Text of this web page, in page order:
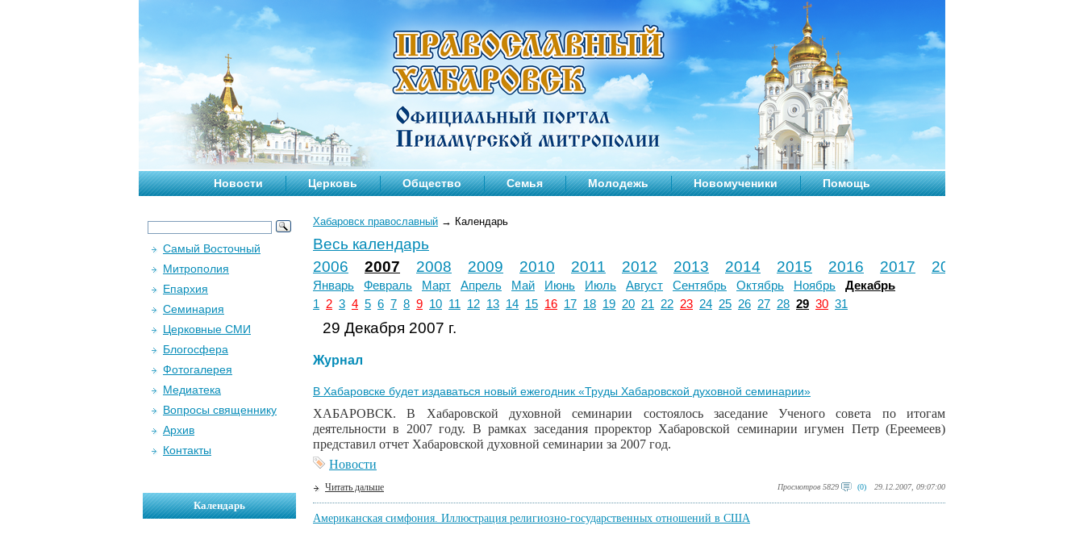
Новости Церковь Общество Семья Молодежь Новомученики Помощь
Хабаровск православный → Календарь
Весь календарь
2006
2007 2008 2009 2010 2011 2012 2013 2014 2015 2016 2017 2018
Январь Февраль Март Апрель Май Июнь Июль Август Сентябрь Октябрь Ноябрь
Декабрь
1
2 3 4 5 6 7 8 9 10 11 12 13 14 15 16 17 18 19 20 21 22 23 24 25 26 27 28 29 30 31
29 Декабря 2007 г.
Журнал
В Хабаровске будет издаваться новый ежегодник «Труды Хабаровской духовной семинарии»
ХАБАРОВСК. В Хабаровской духовной семинарии состоялось заседание Ученого совета по итогам
деятельности в 2007 году. В рамках заседания проректор Хабаровской семинарии игумен Петр (Ереемеев)
представил отчет Хабаровской духовной семинарии за 2007 год.
Новости
Просмотров 5829 (0) 29.12.2007, 09:07:00
Читать дальше
Американская симфония. Иллюстрация религиозно-государственных отношений в США
Самый Восточный
Митрополия
Епархия
Семинария
Церковные СМИ
Блогосфера
Фотогалерея
Медиатека
Вопросы священнику
Архив
Контакты
Календарь